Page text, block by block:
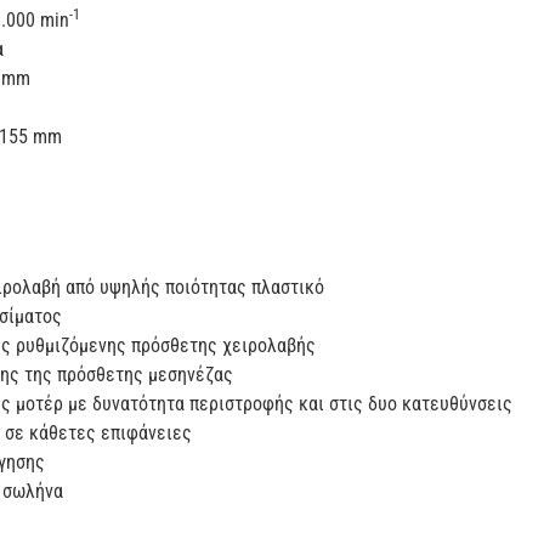
min-1
mm
από υψηλής ποιότητας πλαστικό
ρυθμιζόμενης πρόσθετης χειρολαβής
της πρόσθετης μεσηνέζας
μοτέρ με δυνατότητα περιστροφής και στις δυο κατευθύνσεις
κάθετες επιφάνειες
σωλήνα